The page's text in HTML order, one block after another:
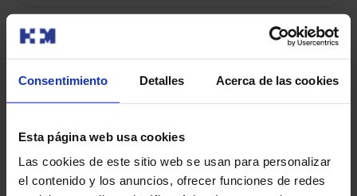
Consentimiento Detalles Acerca de las cookies
Esta página web usa cookies
Las cookies de este sitio web se usan para personalizar
el contenido y los anuncios, ofrecer funciones de redes
Centros
HM Sant Jordi
Modalidad de consulta